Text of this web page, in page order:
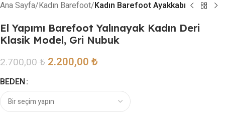
Ana Sayfa Kadın Barefoot Kadın Barefoot Ayakkabı
El Yapımı Barefoot Yalınayak Kadın Deri
Klasik Model, Gri Nubuk
2.700,00₺ 2.200,00₺
BEDEN